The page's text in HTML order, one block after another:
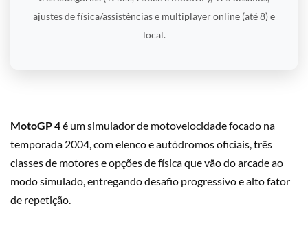
ajustes de física/assistências e multiplayer online (até 8) e
local.
MotoGP 4é um simulador de motovelocidade focado na
temporada 2004, com elenco e autódromos oficiais, três
classes de motores e opções de física que vão do arcade ao
modo simulado, entregando desafio progressivo e alto fator
de repetição.